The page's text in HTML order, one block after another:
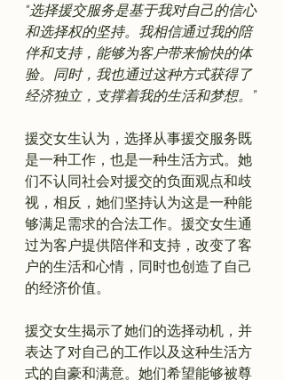
“选择援交服务是基于我对自己的信心
和选择权的坚持。我相信通过我的陪
伴和支持，能够为客户带来愉快的体
验。同时，我也通过这种方式获得了
经济独立，支撑着我的生活和梦想。”
援交女生认为，选择从事援交服务既
是一种工作，也是一种生活方式。她
们不认同社会对援交的负面观点和歧
视，相反，她们坚持认为这是一种能
够满足需求的合法工作。援交女生通
过为客户提供陪伴和支持，改变了客
户的生活和心情，同时也创造了自己
的经济价值。
援交女生揭示了她们的选择动机，并
表达了对自己的工作以及这种生活方
式的自豪和满意。她们希望能够被尊